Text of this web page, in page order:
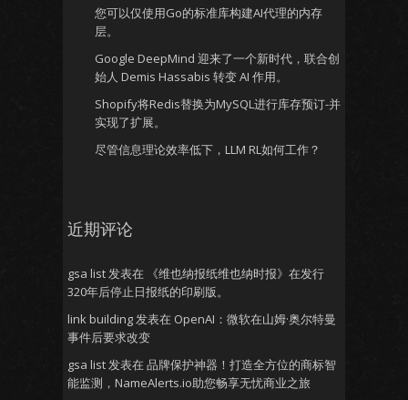
您可以仅使用Go的标准库构建AI代理的内存
层。
Google DeepMind 迎来了一个新时代，联合创
始人 Demis Hassabis 转变 AI 作用。
Shopify将Redis替换为MySQL进行库存预订-并
实现了扩展。
尽管信息理论效率低下，LLM RL如何工作？
近期评论
gsa list发表在
《维也纳报纸维也纳时报》在发行
320年后停止日报纸的印刷版。
link building发表在 OpenAI：微软在山姆·奥尔特曼
事件后要求改变
gsa list发表在 品牌保护神器！打造全方位的商标智
能监测，NameAlerts.io助您畅享无忧商业之旅